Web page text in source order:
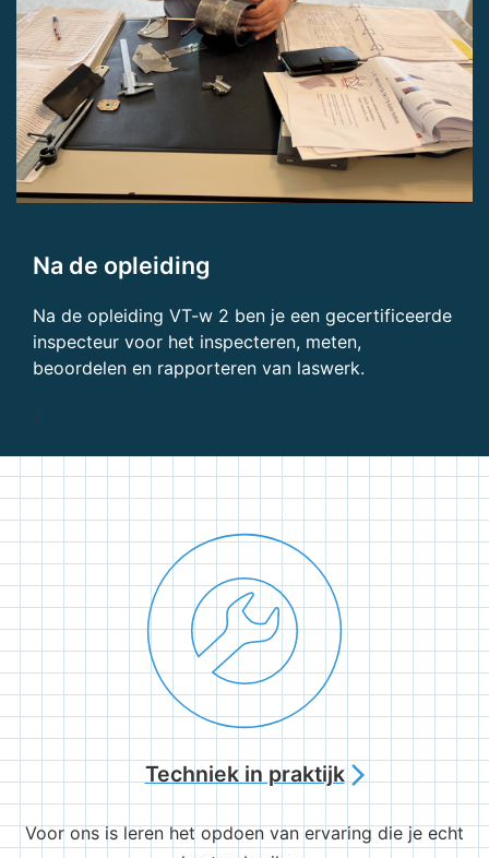
Na de opleiding
Na de opleiding VT-w 2 ben je een gecertificeerde
inspecteur voor het inspecteren, meten,
beoordelen en rapporteren van laswerk.
;
Techniek in praktijkarrow_forward_ios
Voor ons is leren het opdoen van ervaring die je echt